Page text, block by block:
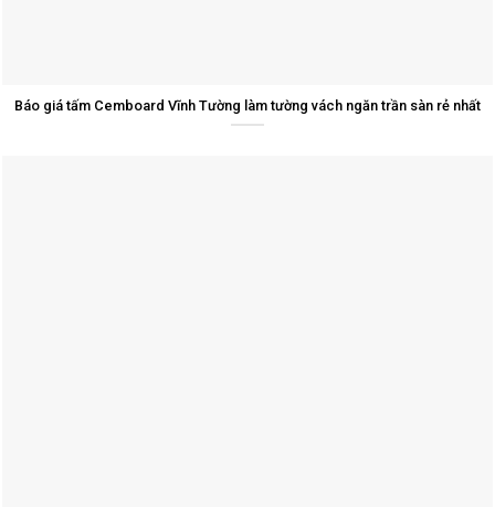
Báo giá tấm Cemboard Vĩnh Tường làm tường vách ngăn trần sàn rẻ nhất